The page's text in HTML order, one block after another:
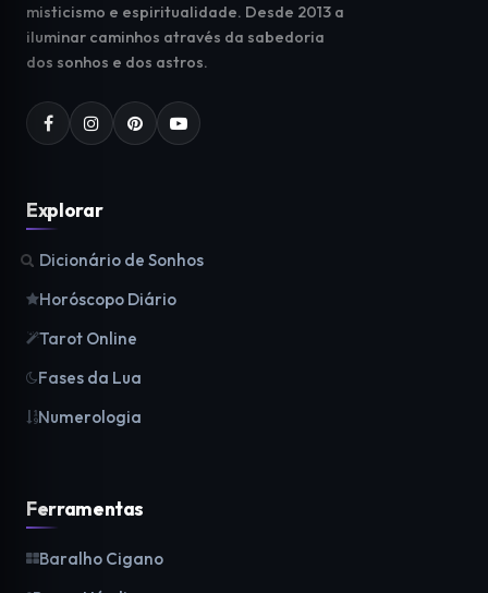
misticismo e espiritualidade. Desde 2013 a
iluminar caminhos através da sabedoria
dos sonhos e dos astros.
Explorar
Dicionário de Sonhos
Horóscopo Diário
Tarot Online
Fases da Lua
Numerologia
Ferramentas
Baralho Cigano